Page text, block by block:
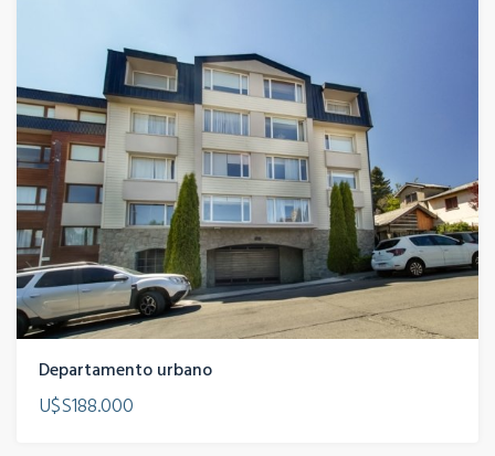
Departamento urbano
U$S188.000